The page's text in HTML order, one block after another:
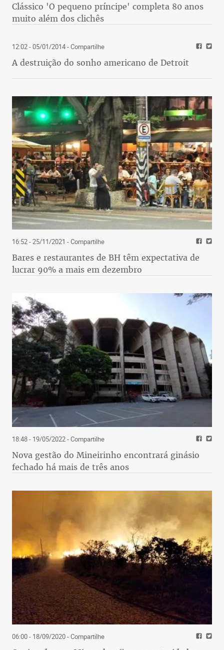
Clássico 'O pequeno príncipe' completa 80 anos
muito além dos clichês
12:02 - 05/01/2014- Compartilhe
A destruição do sonho americano de Detroit
16:52 - 25/11/2021 - Compartilhe
Bares e restaurantes de BH têm expectativa de
lucrar 90% a mais em dezembro
18:48 - 19/05/2022- Compartilhe
Nova gestão do Mineirinho encontrará ginásio
fechado há mais de três anos
06:00 - 18/09/2020- Compartilhe